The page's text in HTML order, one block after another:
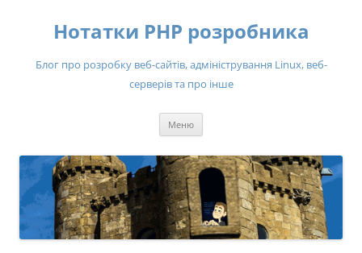
Нотатки PHP розробника
Блог про розробку веб-сайтів, адміністрування Linux, веб-
серверів та про інше
Меню